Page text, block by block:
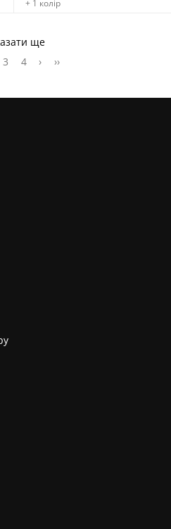
+ 1 колір
ще
3 4 › ››